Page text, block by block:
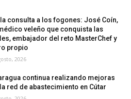
la consulta a los fogones: José Coín,
veleño que conquista las
embajador del reto MasterChef y
propio
2026
continua realizando mejoras
red de abastecimiento en Cútar